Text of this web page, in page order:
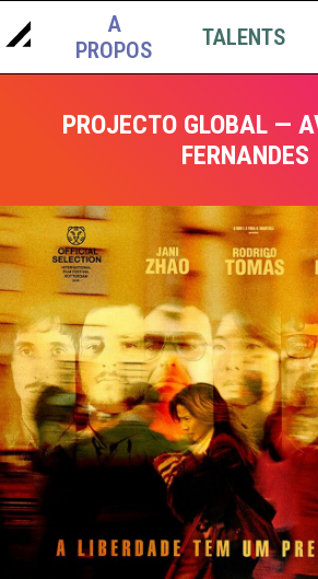
A
PROPOS
TALENTS
PROJECTO GLOBAL —
FERNANDES